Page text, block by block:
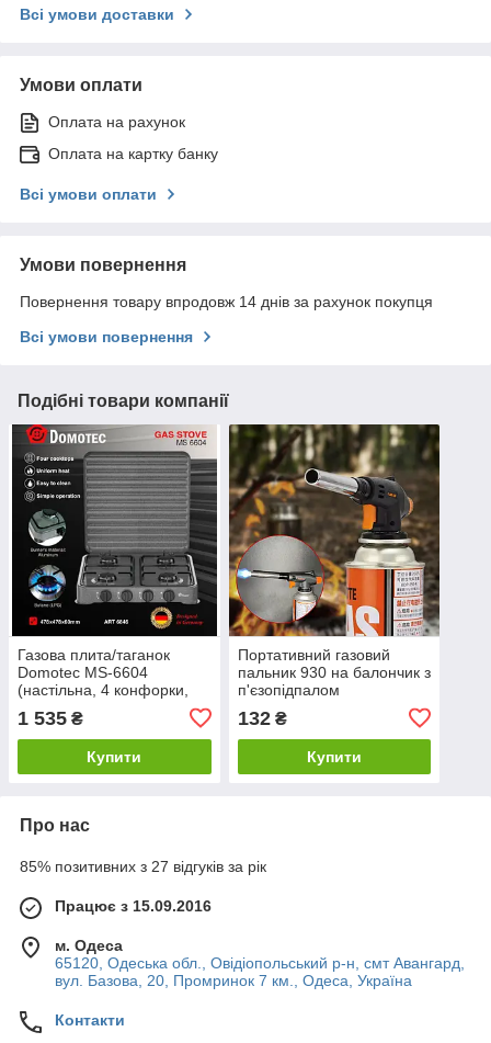
Всі умови доставки
Умови оплати
Оплата на рахунок
Оплата на картку банку
Всі умови оплати
Умови повернення
Повернення товару впродовж 14 днів за рахунок покупця
Всі умови повернення
Подібні товари компанії
Газова плита/таганок
Domotec MS-6604
(настільна, 4 конфорки,
1 535 ₴
Купити
Портативний газовий
пальник 930 на балончик з
п'єзопідпалом
132₴
Купити
Про нас
85% позитивних з 27 відгуків за рік
Працює з 15.09.2016
м. Одеса
65120, Одеська обл., Овідіопольський р-н, смт Авангард,
вул. Базова, 20, Промринок 7 км., Одеса, Україна
Контакти